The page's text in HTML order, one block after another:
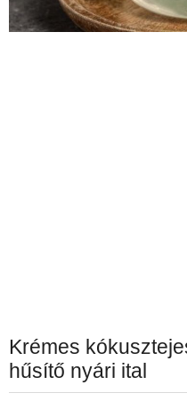
Krémes
hűsítő nyári ital